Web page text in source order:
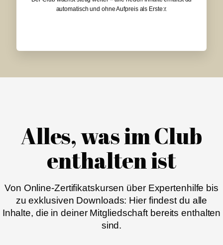
automatisch und ohne Aufpreis als Erste:r.
Alles, was im Club
enthalten ist
Von Online-Zertifikatskursen über Expertenhilfe bis
zu exklusiven Downloads: Hier findest du alle
Inhalte, die in deiner Mitgliedschaft bereits enthalten
sind.